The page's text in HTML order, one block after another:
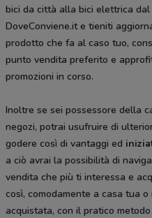
bici da città alla bici elettrica
DoveConviene.it e tieniti
prodotto che fa al caso tuo,
punto vendita preferito e
promozioni in corso.
Inoltre se sei possessore della
negozi, potrai usufruire di
godere così di vantaggi ed
a ciò avrai la possibilità di
vendita che più ti interessa e
così, comodamente a casa tua
acquistata, con il pratico